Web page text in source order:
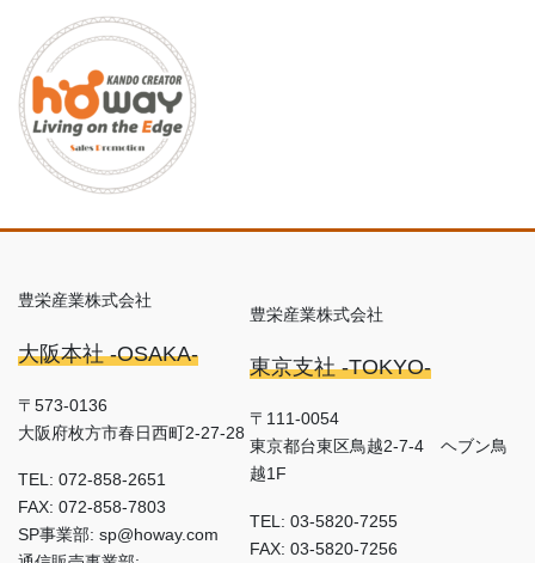
豊栄産業株式会社
大阪本社 -OSAKA-
〒573-0136
大阪府枚方市春日西町2-27-28
TEL: 072-858-2651
FAX: 072-858-7803
SP事業部: sp@howay.com
豊栄産業株式会社
東京支社 -TOKYO-
〒111-0054
東京都台東区鳥越2-7-4 ヘブン鳥
越1F
TEL: 03-5820-7255
FAX: 03-5820-7256